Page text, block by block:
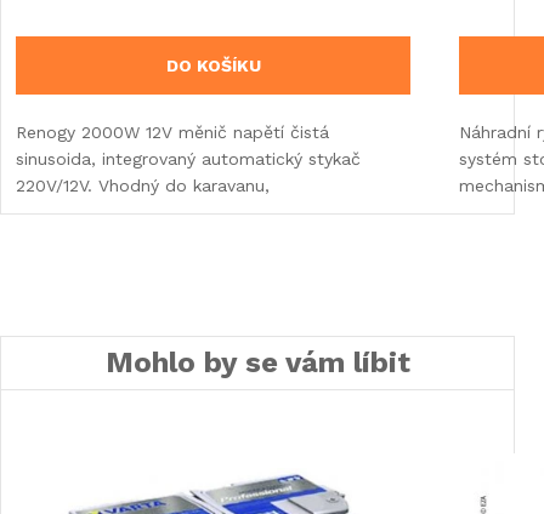
DO KOŠÍKU
Renogy 2000W 12V měnič napětí čistá
sinusoida, integrovaný automatický stykač
220V/12V. Vhodný do karavanu,
Náhradní
systém
Mohlo by se vám líbit